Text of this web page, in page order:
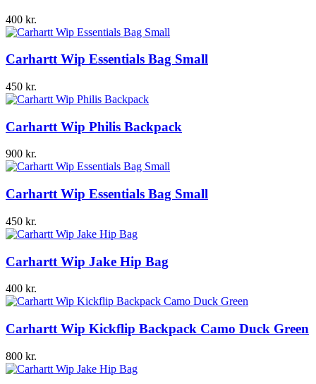
400 kr.
Carhartt Wip Essentials Bag Small
450 kr.
Carhartt Wip Philis Backpack
900 kr.
Carhartt Wip Essentials Bag Small
450 kr.
Carhartt Wip Jake Hip Bag
400 kr.
Carhartt Wip Kickflip Backpack Camo Duck Green
800 kr.